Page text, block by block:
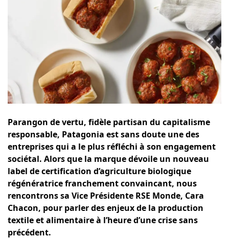
Parangon de vertu, fidèle partisan du capitalisme
responsable, Patagonia est sans doute une des
entreprises qui a le plus réfléchi à son engagement
sociétal. Alors que la marque dévoile un nouveau
label de certification d’agriculture biologique
régénératrice franchement convaincant, nous
rencontrons sa Vice Présidente RSE Monde, Cara
Chacon, pour parler des enjeux de la production
textile et alimentaire à l’heure d’une crise sans
précédent.